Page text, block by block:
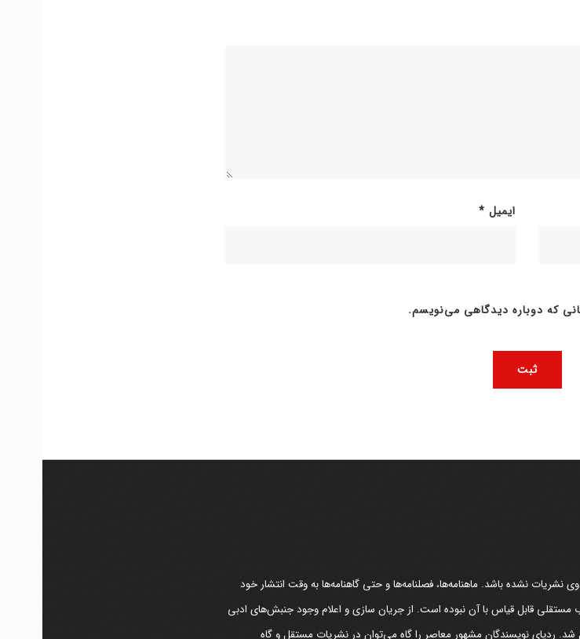
ایمیل *
که دوباره دیدگاهی می‌نویسم.
نشده باشد. ماهنامه‌ها، فصلنامه‌ها و حتی گاهنامه‌ها به وقت انتشار خود
مستقلی قابل قیاس با آن نبوده است. از جریان سازی و اعلام وجود جنبش‌های ادبی
شد. ردپای نویسندگان مشهور معاصر را گاه می‌توان در نشریات مستقل و گاه